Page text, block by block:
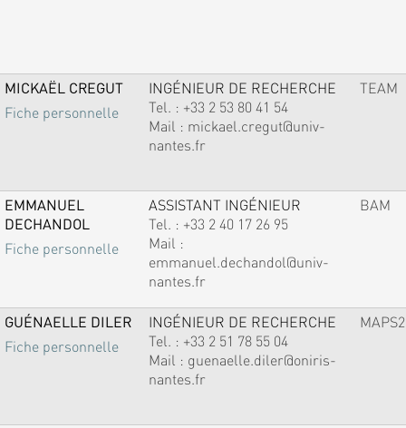
MICKAËL CREGUT
Fiche personnelle
INGÉNIEUR DE RECHERCHE
Tel. : +33 2 53 80 41 54
Mail : mickael.cregut@univ-
nantes.fr
TEAM
EMMANUEL
DECHANDOL
Fiche personnelle
ASSISTANT INGÉNIEUR
Tel. : +33 2 40 17 26 95
Mail :
emmanuel.dechandol@univ-
nantes.fr
BAM
GUÉNAELLE DILER
Fiche personnelle
INGÉNIEUR DE RECHERCHE
Tel. : +33 2 51 78 55 04
Mail : guenaelle.diler@oniris-
nantes.fr
MAPS2